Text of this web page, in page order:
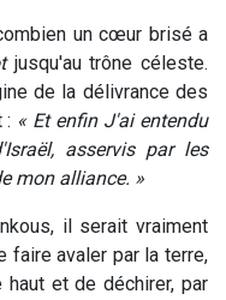
un cœur brisé a
jusqu'au trône céleste.
de la délivrance des
: « Et enfin J'ai entendu
asservis par les
mon alliance. »
il serait vraiment
faire avaler par la terre,
et de déchirer, par